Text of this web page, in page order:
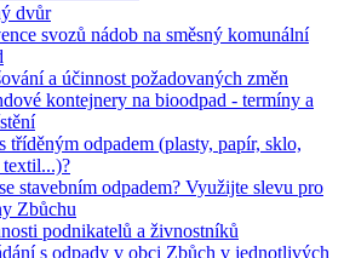
dvůr
svozů nádob na směsný komunální
a účinnost požadovaných změn
kontejnery na bioodpad - termíny a
tříděným odpadem (plasty, papír, sklo,
stavebním odpadem? Využijte slevu pro
Zbůchu
podnikatelů a živnostníků
s odpady v obci Zbůch v jednotlivých